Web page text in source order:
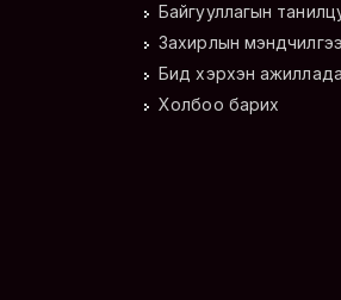
Байгууллагын
Захирлын мэндчилгээ
Бид хэрхэн
Холбоо барих